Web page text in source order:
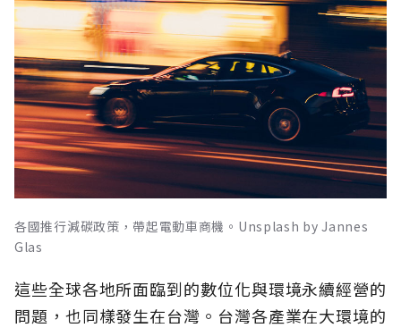
各國推行減碳政策，帶起電動車商機。Unsplash by Jannes
Glas
這些全球各地所面臨到的數位化與環境永續經營的
問題，也同樣發生在台灣。台灣各產業在大環境的